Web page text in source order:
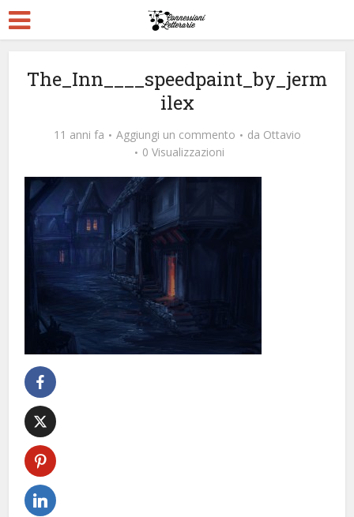
The_Inn____speedpaint_by_jerm
ilex
11 anni fa Aggiungi un commento da Ottavio
0 Visualizzazioni